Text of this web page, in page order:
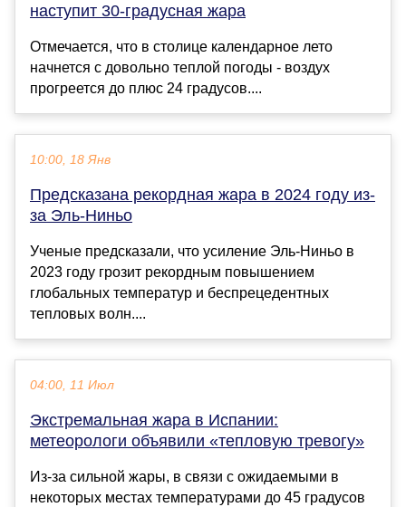
наступит 30-градусная жара
Отмечается, что в столице календарное лето
начнется с довольно теплой погоды - воздух
прогреется до плюс 24 градусов....
10:00, 18 Янв
Предсказана рекордная жара в 2024 году из-
за Эль-Ниньо
Ученые предсказали, что усиление Эль-Ниньо в
2023 году грозит рекордным повышением
глобальных температур и беспрецедентных
тепловых волн....
04:00, 11 Июл
Экстремальная жара в Испании:
метеорологи объявили «тепловую тревогу»
Из-за сильной жары, в связи с ожидаемыми в
некоторых местах температурами до 45 градусов